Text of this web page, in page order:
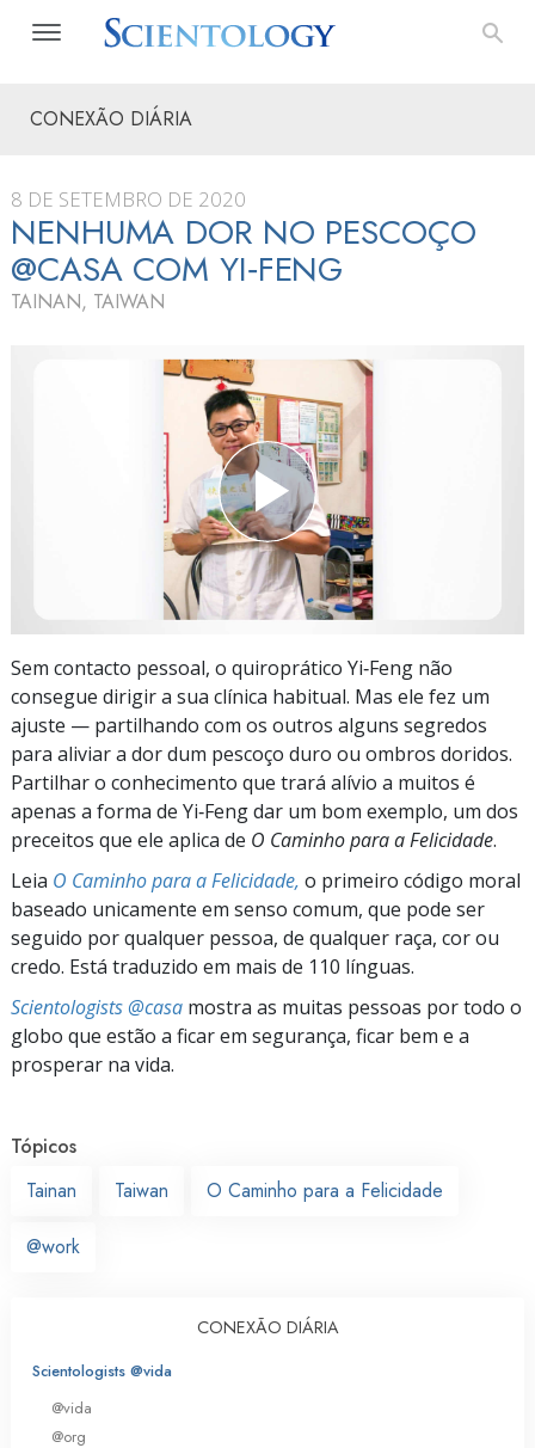
CONEXÃO DIÁRIA
8 DE SETEMBRO DE 2020
NENHUMA DOR NO PESCOÇO
@CASA COM YI‑FENG
TAINAN, TAIWAN
Sem contacto pessoal, o quiroprático Yi‑Feng não
consegue dirigir a sua clínica habitual. Mas ele fez um
ajuste — partilhando com os outros alguns segredos
para aliviar a dor dum pescoço duro ou ombros doridos.
Partilhar o conhecimento que trará alívio a muitos é
apenas a forma de Yi‑Feng dar um bom exemplo, um dos
preceitos que ele aplica de O Caminho para a Felicidade.
Leia O Caminho para a Felicidade, o primeiro código moral
baseado unicamente em senso comum, que pode ser
seguido por qualquer pessoa, de qualquer raça, cor ou
credo. Está traduzido em mais de 110 línguas.
Scientologists @casa mostra as muitas pessoas por todo o
globo que estão a ficar em segurança, ficar bem e a
prosperar na vida.
Tópicos
Tainan
Taiwan O Caminho para a Felicidade
@work
CONEXÃO DIÁRIA
Scientologists @vida
@vida
@org